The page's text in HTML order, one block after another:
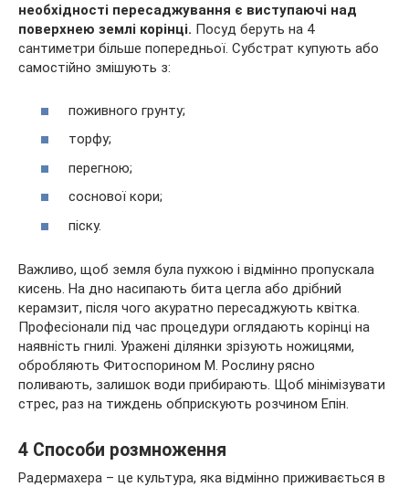
необхідності пересаджування є виступаючі над
поверхнею землі корінці. Посуд беруть на 4
сантиметри більше попередньої. Субстрат купують або
самостійно змішують з:
поживного грунту;
торфу;
перегною;
соснової кори;
піску.
Важливо, щоб земля була пухкою і відмінно пропускала
кисень. На дно насипають бита цегла або дрібний
керамзит, після чого акуратно пересаджують квітка.
Професіонали під час процедури оглядають корінці на
наявність гнилі. Уражені ділянки зрізують ножицями,
обробляють Фитоспорином М. Рослину рясно
поливають, залишок води прибирають. Щоб мінімізувати
стрес, раз на тиждень обприскують розчином Епін.
4 Способи розмноження
Радермахера – це культура, яка відмінно приживається в